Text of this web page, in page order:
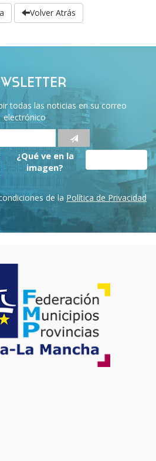
Volver Atrás
todas las noticias en su correo
electrónico
¿Qué ve en la
imagen?
de la Política de Privacidad